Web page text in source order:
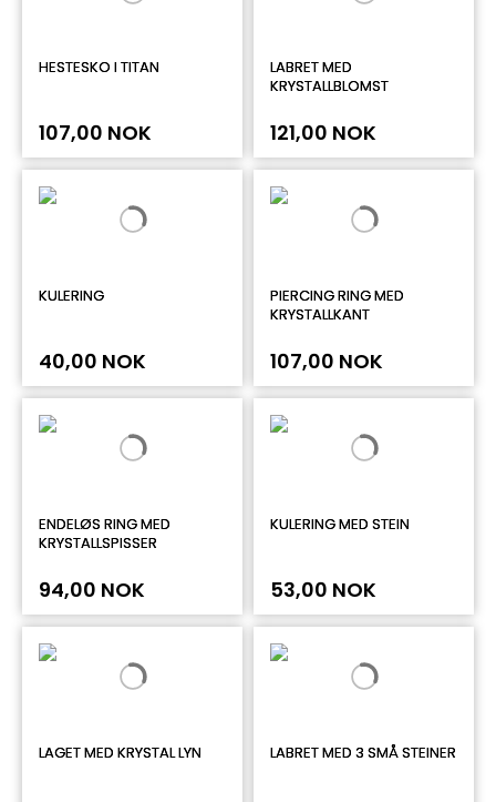
HESTESKO I TITAN
107,00 NOK
LABRET MED
KRYSTALLBLOMST
121,00 NOK
KULERING
40,00 NOK
PIERCING RING MED
KRYSTALLKANT
107,00 NOK
ENDELØS RING MED
KRYSTALLSPISSER
94,00 NOK
KULERING MED STEIN
53,00 NOK
LAGET MED KRYSTAL LYN LABRET MED 3 SMÅ STEINER